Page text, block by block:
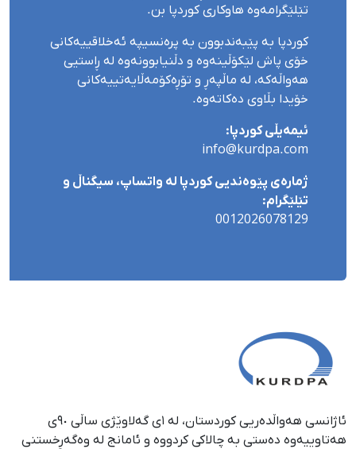
تێلێگرامەوە هاوکاری کوردپا بن.
کوردپا بە پێبەندبوون بە پرەنسیپە ئەخلاقییەکانی
خۆی پاش لێکۆڵینەوە و دڵنیابوونەوە لە ڕاستیی
هەواڵەکە، لە ماڵپەڕ و تۆڕەکۆمەڵایەتییەکانی
خۆیدا بڵاوی دەکاتەوە.
ئیمەیڵی کوردپا:
info@kurdpa.com
ژمارەی پێوەندیی کوردپا لە واتساپ، سیگناڵ و
تێلێگرام:
0012026078129
ئاژانسی هەواڵدەریی کوردستان، لە ١ی گەلاوێژی ساڵی ٩٠ی
هەتاوییەوە دەستی بە چالاکی کردووە و ئامانج لە وەگەڕخستنی